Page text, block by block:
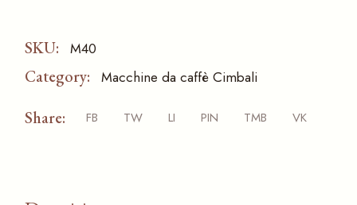
SKU: M40
Category: Macchine da caffè Cimbali
Share: FB TW LI PIN TMB VK